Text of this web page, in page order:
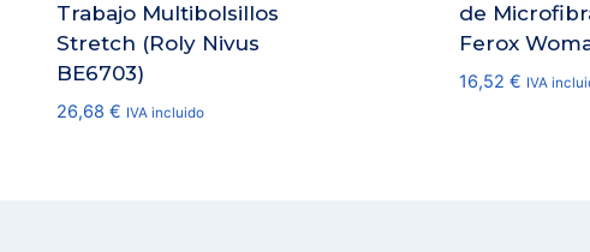
Trabajo Multibolsillos
Stretch (Roly Nivus
BE6703)
26,68 € IVA incluido
de
Ferox
16,52 € IVA